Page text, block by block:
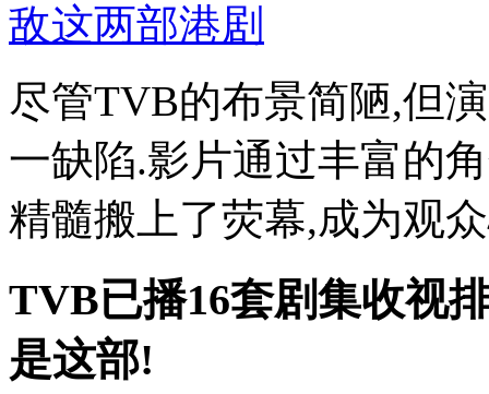
尽管TVB的布景简陋,但
一缺陷.影片通过丰富的
精髓搬上了荧幕,成为观
TVB已播16套剧集收视
是这部!